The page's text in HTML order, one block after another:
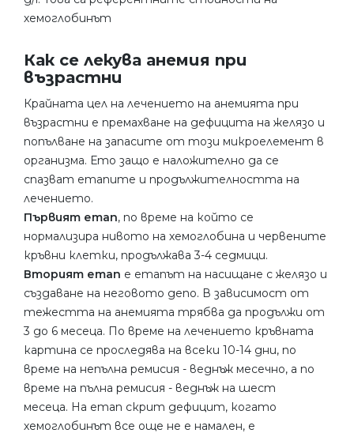
хемоглобинът
Как се лекува анемия при
възрастни
Крайната цел на лечението на анемията при
възрастни е премахване на дефицита на желязо и
попълване на запасите от този микроелемент в
организма. Ето защо е наложително да се
спазват етапите и продължителността на
лечението.
Първият етап, по време на който се
нормализира нивото на хемоглобина и червените
кръвни клетки, продължава 3-4 седмици.
Вторият етап е етапът на насищане с желязо и
създаване на неговото депо. В зависимост от
тежестта на анемията трябва да продължи от
3 до 6 месеца. По време на лечението кръвната
картина се проследява на всеки 10-14 дни, по
време на непълна ремисия - веднъж месечно, а по
време на пълна ремисия - веднъж на шест
месеца. На етап скрит дефицит, когато
хемоглобинът все още не е намален, е